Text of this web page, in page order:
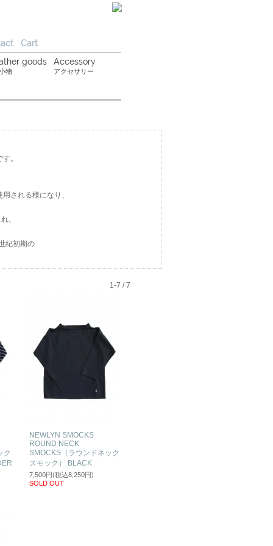
Cart
goods
物
Accessory
アクセサリー
。
される様になり、
、
紀初期の
1-7 / 7
ク
NEWLYN SMOCKS
ROUND NECK
SMOCKS（ラウンドネック
スモック） BLACK
7,500円(税込8,250円)
SOLD OUT